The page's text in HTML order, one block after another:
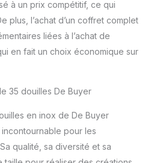
à un prix compétitif, ce qui
plus, l’achat d’un coffret complet
liées à l’achat de
en fait un choix économique sur
35 douilles De Buyer
en inox de De Buyer
pour les
qualité, sa diversité et sa